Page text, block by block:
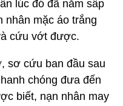
lúc đó đã nằm sấp
nhân mặc áo trắng
cứu vớt được.
sơ cứu ban đầu sau
chóng đưa đến
biết, nạn nhân may